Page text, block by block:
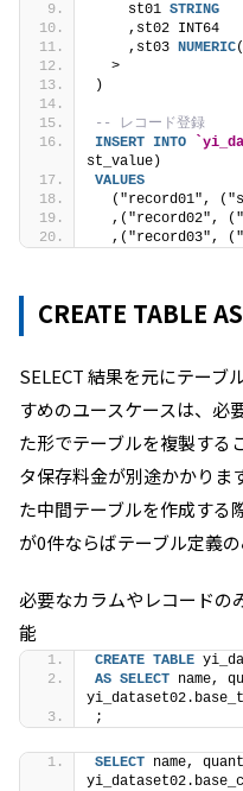
    st01
STRING
    ,st02 INT64
    ,st03
NUMERIC(
  >
)
-- レコード登録
INSERT INTO
st_value)
VALUES
("record01",
,("record02",
,("record03",
CREATE TABLE
SELECT 結果を元にテーブ
すめのユースケースは、必
た形でテーブルを複製する
タ保存料金が別途かかりま
た中間テーブルを作成する
が0件ならばテーブル定義の
必要なカラムやレコードの
能
CREATE TABLE
AS SELECT name,
;
SELECT name,